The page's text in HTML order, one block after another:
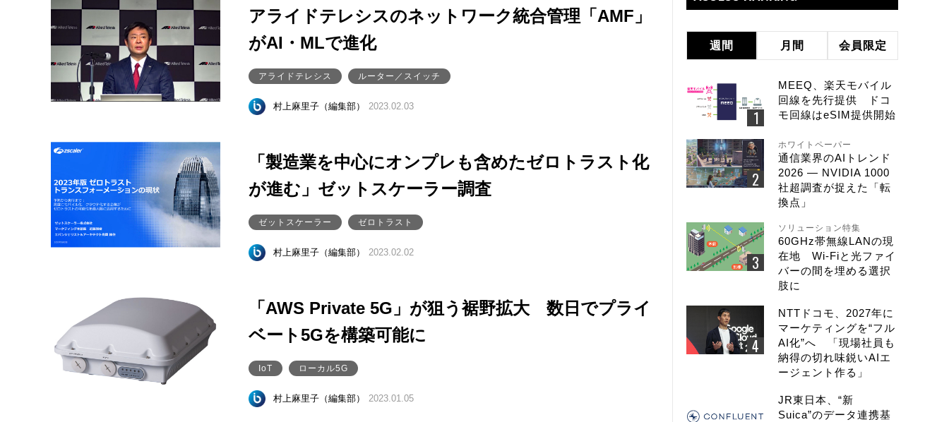
アライドテレシスのネットワーク統合管理「AMF」
がAI・MLで進化
アライドテレシス ルーター／スイッチ
村上麻里子（編集部） 2023.02.03
「製造業を中心にオンプレも含めたゼロトラスト化
が進む」ゼットスケーラー調査
ゼットスケーラー ゼロトラスト
村上麻里子（編集部） 2023.02.02
「AWS Private 5G」が狙う裾野拡大 数日でプライ
ベート5Gを構築可能に
IoT ローカル5G
村上麻里子（編集部） 2023.01.05
週間 月間 会員限定
MEEQ、楽天モバイル
回線を先行提供 ドコ
モ回線はeSIM提供開始
ホワイトペーパー
通信業界のAIトレンド
2026 ― NVIDIA 1000
社超調査が捉えた「転
換点」
ソリューション特集
60GHz帯無線LANの現
在地 Wi-Fiと光ファイ
バーの間を埋める選択
肢に
NTTドコモ、2027年に
マーケティングを“フル
AI化”へ 「現場社員も
納得の切れ味鋭いAIエ
ージェント作る」
JR東日本、“新
Suica”のデータ連携基